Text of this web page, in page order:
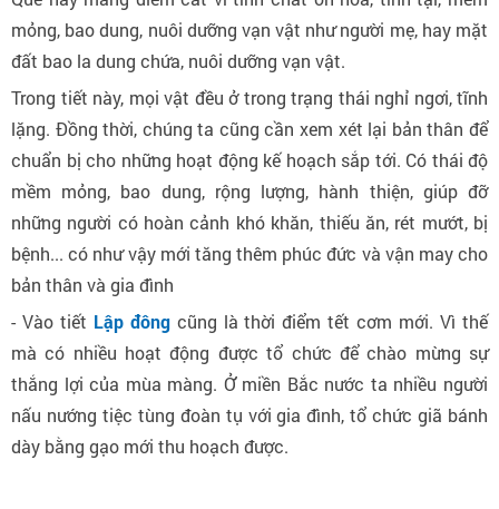
mỏng, bao dung, nuôi dưỡng vạn vật như người mẹ, hay mặt
đất bao la dung chứa, nuôi dưỡng vạn vật.
Trong tiết này, mọi vật đều ở trong trạng thái nghỉ ngơi, tĩnh
lặng. Đồng thời, chúng ta cũng cần xem xét lại bản thân để
chuẩn bị cho những hoạt động kế hoạch sắp tới. Có thái độ
mềm mỏng, bao dung, rộng lượng, hành thiện, giúp đỡ
những người có hoàn cảnh khó khăn, thiếu ăn, rét mướt, bị
bệnh... có như vậy mới tăng thêm phúc đức và vận may cho
bản thân và gia đình
- Vào tiết Lập đôngcũng là thời điểm tết cơm mới. Vì thế
mà có nhiều hoạt động được tổ chức để chào mừng sự
thắng lợi của mùa màng. Ở miền Bắc nước ta nhiều người
nấu nướng tiệc tùng đoàn tụ với gia đình, tổ chức giã bánh
dày bằng gạo mới thu hoạch được.